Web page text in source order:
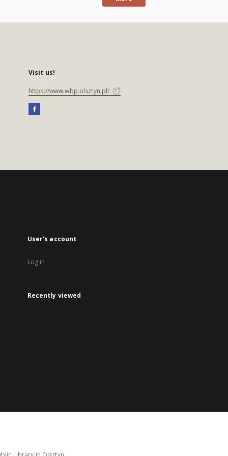
Visit us!
https://www.wbp.olsztyn.pl/
User's account
Log in
Recently viewed